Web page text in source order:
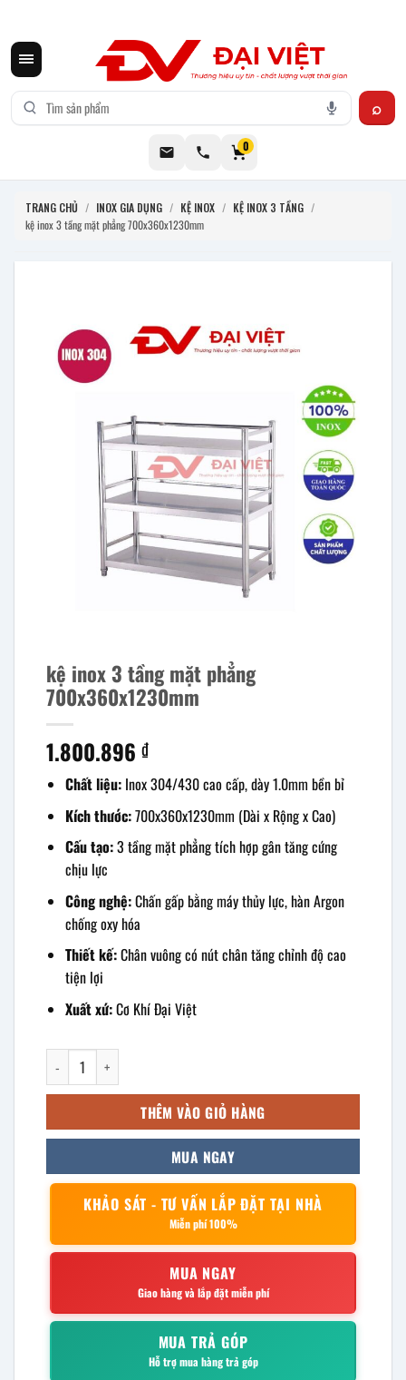
0
TRANG CHỦ / INOX GIA DỤNG / KỆ INOX / KỆ INOX 3 TẦNG /
kệ inox 3 tầng mặt phẳng 700x360x1230mm
kệ inox 3 tầng mặt phẳng
700x360x1230mm
1.800.896 ₫
Chất liệu:Inox 304/430 cao cấp, dày 1.0mm bền bỉ
Kích thước:700x360x1230mm (Dài x Rộng x Cao)
Cấu tạo:3 tầng mặt phẳng tích hợp gân tăng cứng
chịu lực
Công nghệ:Chấn gấp bằng máy thủy lực, hàn Argon
chống oxy hóa
Thiết kế:Chân vuông có nút chân tăng chỉnh độ cao
tiện lợi
Xuất xứ:Cơ Khí Đại Việt
kệ inox 3 tầng mặt phẳng 700x360x1230mm số lượng
THÊM VÀO GIỎ HÀNG
MUA NGAY
KHẢO SÁT - TƯ VẤN LẮP ĐẶT TẠI NHÀ
Miễn phí 100%
MUA NGAY
Giao hàng và lắp đặt miễn phí
MUA TRẢ GÓP
Hỗ trợ mua hàng trả góp